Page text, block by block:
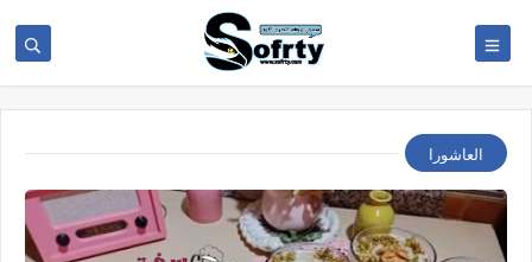
العاشورا